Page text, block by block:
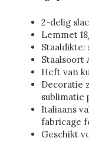
2-delig
Lemmet
Staaldikte:
Staalsoort
Heft van
Decoratie
sublimatie
Italiaans
fabricage
Geschikt